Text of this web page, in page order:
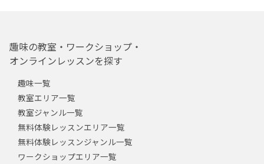
趣味の教室・ワークショップ・
オンラインレッスンを探す
趣味一覧
教室エリア一覧
教室ジャンル一覧
無料体験レッスンエリア一覧
無料体験レッスンジャンル一覧
ワークショップエリア一覧